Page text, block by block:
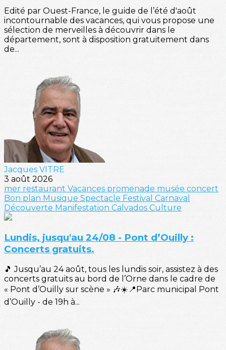
Edité par Ouest-France, le guide de l’été d'août
incontournable des vacances, qui vous propose une
sélection de merveilles à découvrir dans le
département, sont à disposition gratuitement dans
de...
Jacques VITRE
3 août 2026
mer restaurant Vacances promenade musée concert
Bon plan Musique Spectacle Festival Carnaval
Découverte Manifestation Calvados Culture
Lundis, jusqu'au 24/08 - Pont d’Ouilly :
Concerts gratuits.
🎵 Jusqu’au 24 août, tous les lundis soir, assistez à des
concerts gratuits au bord de l’Orne dans le cadre de
« Pont d’Ouilly sur scène » 🎶☀️📍Parc municipal Pont
d’Ouilly - de 19h à...